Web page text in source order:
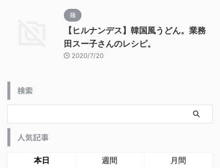
麺
【ヒルナンデス】韓国風うどん。業務
田スー子さんのレシピ。
2020/7/20
検索
人気記事
本日 週間 月間